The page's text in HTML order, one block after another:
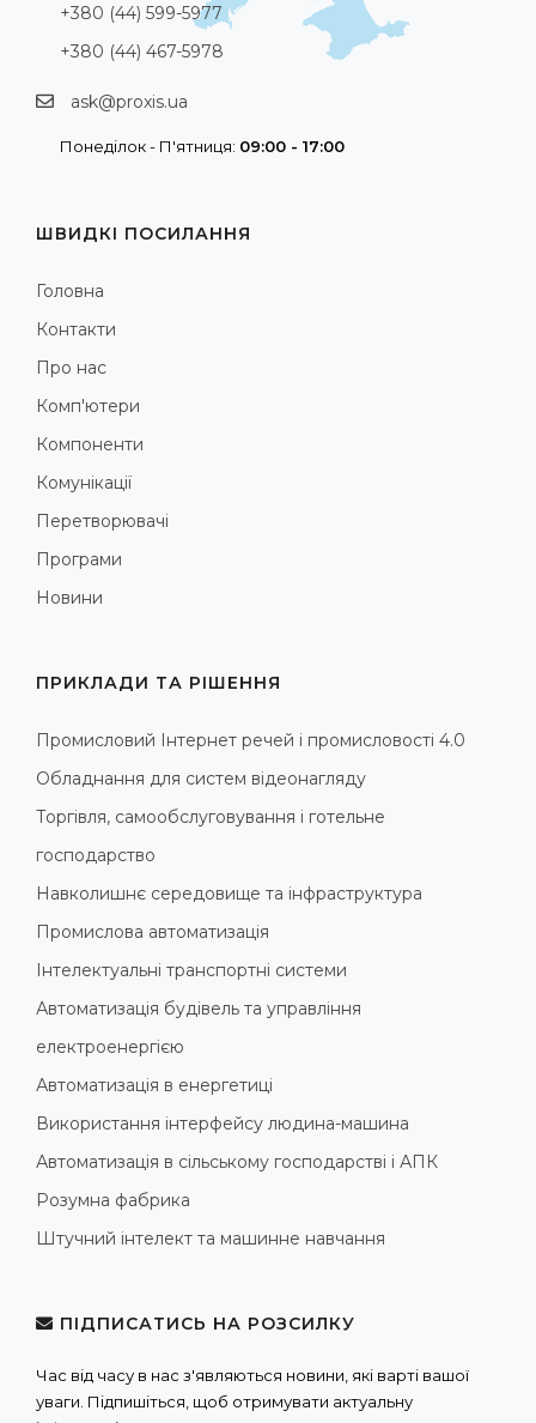
+380 (44) 599-5977
+380 (44) 467-5978
ask@proxis.ua
Понеділок - П'ятниця: 09:00 - 17:00
ШВИДКІ ПОСИЛАННЯ
Головна
Контакти
Про нас
Комп'ютери
Компоненти
Комунікації
Перетворювачі
Програми
Новини
ПРИКЛАДИ ТА РІШЕННЯ
Промисловий Інтернет речей і промисловості 4.0
Обладнання для систем відеонагляду
Торгівля, самообслуговування і готельне
господарство
Навколишнє середовище та інфраструктура
Промислова автоматизація
Інтелектуальні транспортні системи
Автоматизація будівель та управління
електроенергією
Автоматизація в енергетиці
Використання інтерфейсу людина-машина
Автоматизація в сільському господарстві і АПК
Розумна фабрика
Штучний інтелект та машинне навчання
ПІДПИСАТИСЬ НА РОЗСИЛКУ
Час від часу в нас з'являються новини, які варті вашої
уваги. Підпишіться, щоб отримувати актуальну